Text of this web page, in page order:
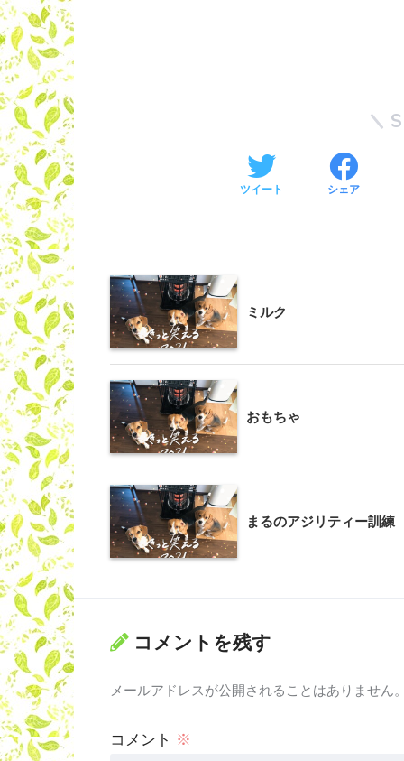
ツイート シェア
ミルク
おもちゃ
まるのアジリティー訓練
コメントを残す
メールアドレスが公開されることはありません
コメント ※